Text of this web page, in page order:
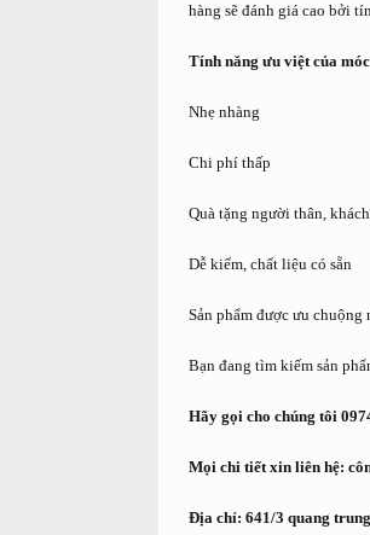
hàng sẽ đánh giá cao bởi
Tính năng ưu việt của
Nhẹ nhàng
Chi phí thấp
Quà tặng người thân,
Dễ kiếm, chất liệu có sẵn
Sản phẩm được ưu
Bạn đang tìm kiếm sản
Hãy gọi cho chúng tôi
Mọi chi tiết xin liên hệ:
Địa chỉ: 641/3 quang